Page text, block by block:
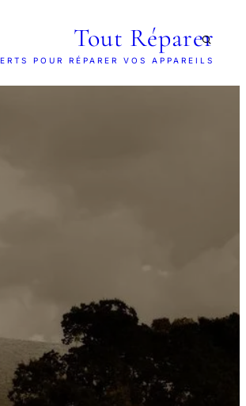
Tout Réparer
POUR RÉPARER VOS APPAREILS